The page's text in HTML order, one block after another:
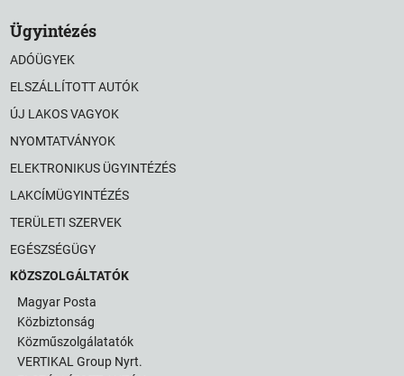
Ügyintézés
ADÓÜGYEK
ELSZÁLLÍTOTT AUTÓK
ÚJ LAKOS VAGYOK
NYOMTATVÁNYOK
ELEKTRONIKUS ÜGYINTÉZÉS
LAKCÍMÜGYINTÉZÉS
TERÜLETI SZERVEK
EGÉSZSÉGÜGY
KÖZSZOLGÁLTATÓK
Magyar Posta
Közbiztonság
Közműszolgálatatók
VERTIKAL Group Nyrt.